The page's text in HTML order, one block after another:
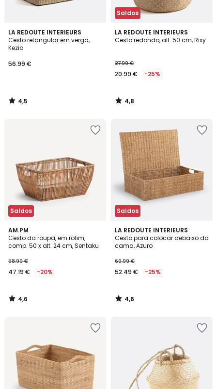
LA REDOUTE INTERIEURS
Cesto retangular em verga,
Kezia
56.99 €
4,5
/ 5
4,5
/
Saldos
LA REDOUTE INTERIEURS
Cesto redondo, alt. 50 cm, Rixy
27.99 €
20.99 € -25%
4,8
/ 5
4,8
/
Saldos
AM.PM
Cesto da roupa, em rotim,
comp. 50 x alt. 24 cm, Sentaku
58.99 €
47.19 € -20%
4,6
/ 5
4,6
/
Saldos
LA REDOUTE INTERIEURS
Cesto para colocar debaixo da
cama, Azuro
69.99 €
52.49 € -25%
4,6
/ 5
4,6
/